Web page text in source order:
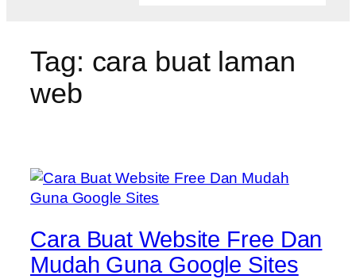
Tag: cara buat laman
web
Cara Buat Website Free Dan
Mudah Guna Google Sites